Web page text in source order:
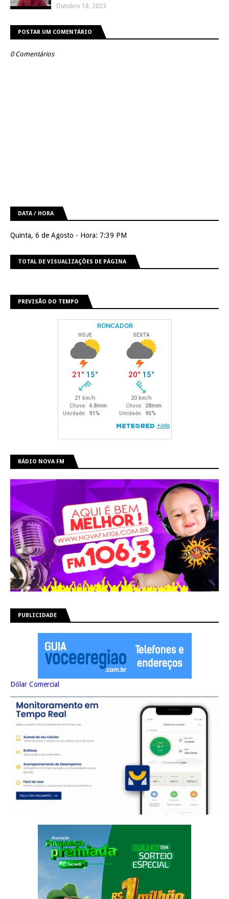
Outubro 18, 2023
POSTAR UM COMENTÁRIO
0 Comentários
DATA / HORA
Quinta, 6 de Agosto - Hora: 7:39 PM
TOTAL DE VISUALIZAÇÕES DE PÁGINA
PREVISÃO DO TEMPO
RÁDIO NOVA FM
PUBLICIDADE
Dólar Comercial